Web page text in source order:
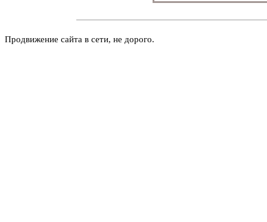
Продвижение сайта в сети, не дорого.